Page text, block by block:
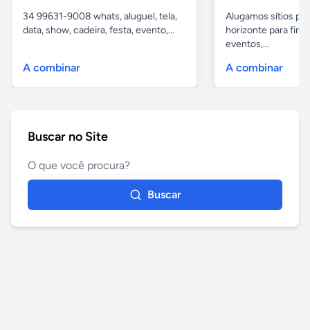
34 99631-9008 whats, aluguel, tela,
data, show, cadeira, festa, evento,...
A combinar
Alugamos sítios
horizonte para
eventos,...
A combinar
Buscar no Site
Buscar